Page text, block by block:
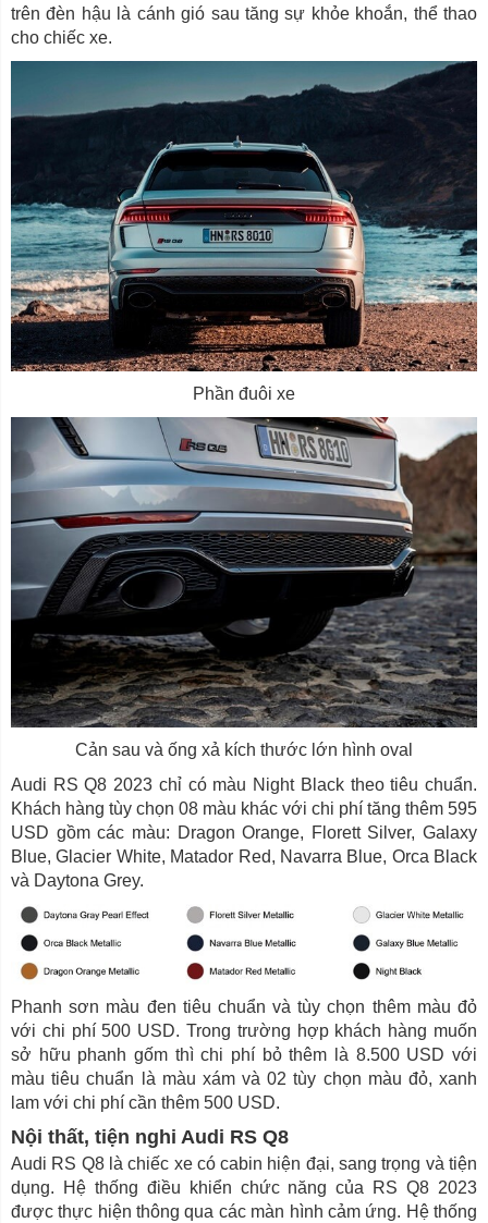
trên đèn hậu là cánh gió sau tăng sự khỏe khoắn, thể thao
cho chiếc xe.
Phần đuôi xe
Cản sau và ống xả kích thước lớn hình oval
Audi RS Q8 2023 chỉ có màu Night Black theo tiêu chuẩn.
Khách hàng tùy chọn 08 màu khác với chi phí tăng thêm 595
USD gồm các màu: Dragon Orange, Florett Silver, Galaxy
Blue, Glacier White, Matador Red, Navarra Blue, Orca Black
và Daytona Grey.
Phanh sơn màu đen tiêu chuẩn và tùy chọn thêm màu đỏ
với chi phí 500 USD. Trong trường hợp khách hàng muốn
sở hữu phanh gốm thì chi phí bỏ thêm là 8.500 USD với
màu tiêu chuẩn là màu xám và 02 tùy chọn màu đỏ, xanh
lam với chi phí cần thêm 500 USD.
Nội thất, tiện nghi Audi RS Q8
Audi RS Q8 là chiếc xe có cabin hiện đại, sang trọng và tiện
dụng. Hệ thống điều khiển chức năng của RS Q8 2023
được thực hiện thông qua các màn hình cảm ứng. Hệ thống